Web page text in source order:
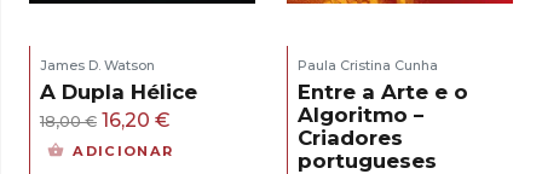
James D. Watson
A Dupla Hélice
18,00€ O
preço
16,20 €
preço
ADICIONAR
Paula Cristina Cunha
Entre a Arte e o
Algoritmo –
Criadores
portugueses